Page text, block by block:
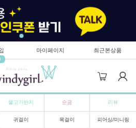
마이페이지 최근본상품
물고기반지 순금 리뷰
귀걸이 목걸이 피어싱/미니링